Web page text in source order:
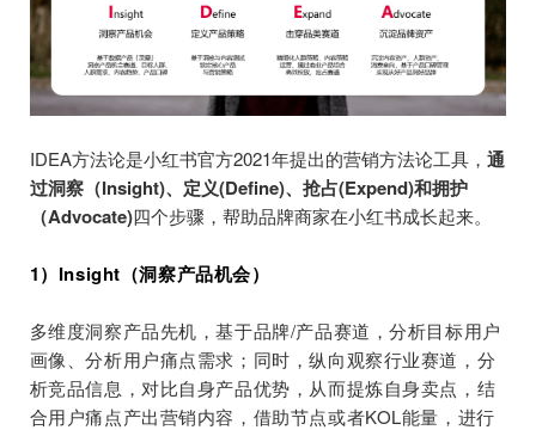
IDEA方法论是小红书官方2021年提出的营销方法论工具， 通
过洞察（Insight)、定义(Define)、抢占(Expend)和拥护
（Advocate)四个步骤，帮助品牌商家在小红书成长起来。
1）Insight（洞察产品机会）
多维度洞察产品先机，基于品牌/产品赛道，分析目标用户
画像、分析用户痛点需求；同时，纵向观察行业赛道，分
析竞品信息，对比自身产品优势，从而提炼自身卖点，结
合用户痛点产出营销内容，借助节点或者KOL能量，进行